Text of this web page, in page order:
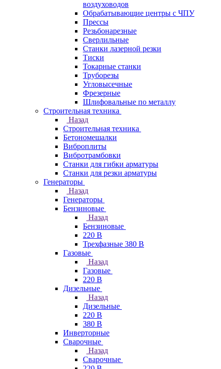
воздуховодов
Обрабатывающие центры с ЧПУ
Прессы
Резьбонарезные
Сверлильные
Станки лазерной резки
Тиски
Токарные станки
Труборезы
Угловысечные
Фрезерные
Шлифовальные по металлу
Строительная техника
Назад
Строительная техника
Бетономешалки
Виброплиты
Вибротрамбовки
Станки для гибки арматуры
Станки для резки арматуры
Генераторы
Назад
Генераторы
Бензиновые
Назад
Бензиновые
220 В
Трехфазные 380 В
Газовые
Назад
Газовые
220 В
Дизельные
Назад
Дизельные
220 В
380 В
Инверторные
Сварочные
Назад
Сварочные